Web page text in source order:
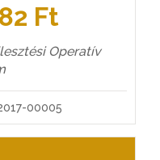
Ft
Operatív
00005